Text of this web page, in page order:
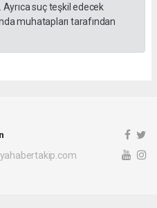
suç teşkil edecek
muhatapları tarafından